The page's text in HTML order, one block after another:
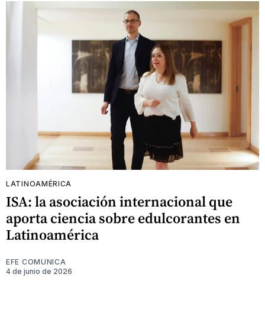
LATINOAMÉRICA
ISA: la asociación internacional que
aporta ciencia sobre edulcorantes en
Latinoamérica
EFE COMUNICA
4 de junio de 2026